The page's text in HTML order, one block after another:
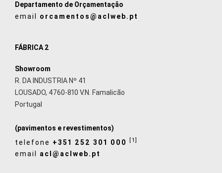
Departamento de Orçamentação
email orcamentos@aclweb.pt
FÁBRICA 2
Showroom
R. DA INDUSTRIA Nº 41
LOUSADO, 4760-810 V.N. Famalicão
Portugal
(pavimentos e revestimentos)
telefone +351 252 301 000 [1]
email acl@aclweb.pt